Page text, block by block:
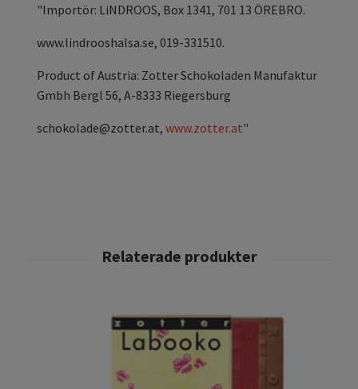
"Importör: LiNDROOS, Box 1341, 701 13 ÖREBRO.
www.lindrooshalsa.se, 019-331510.
Product of Austria: Zotter Schokoladen Manufaktur
Gmbh Bergl 56, A-8333 Riegersburg
schokolade@zotter.at, www.zotter.at"